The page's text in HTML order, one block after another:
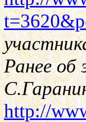
Ранее об
http://